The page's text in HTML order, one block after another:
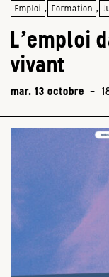
Emploi , Formation ,
L’emploi
vivant
mar. 13 octobre -